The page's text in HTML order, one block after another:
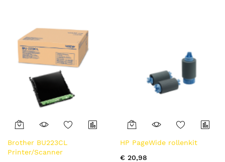
Brother BU223CL
Printer/Scanner
HP PageWide rollenkit
€ 20,98